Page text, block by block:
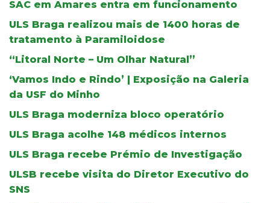
SAC em Amares entra em funcionamento
ULS Braga realizou mais de 1400 horas de
tratamento à Paramiloidose
“Litoral Norte – Um Olhar Natural”
‘Vamos Indo e Rindo’ | Exposição na Galeria
da USF do Minho
ULS Braga moderniza bloco operatório
ULS Braga acolhe 148 médicos internos
ULS Braga recebe Prémio de Investigação
ULSB recebe visita do Diretor Executivo do
SNS